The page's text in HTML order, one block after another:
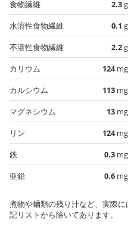
食物繊維
2.3g
水溶性食物繊維
0.1 g
不溶性食物繊維
2.2g
カリウム
124mg
カルシウム
113 mg
マグネシウム
13 mg
リン
124mg
鉄
0.3 mg
亜鉛
0.6 mg
煮物や麺類の残り汁など、実際
記リストから除いてあります。